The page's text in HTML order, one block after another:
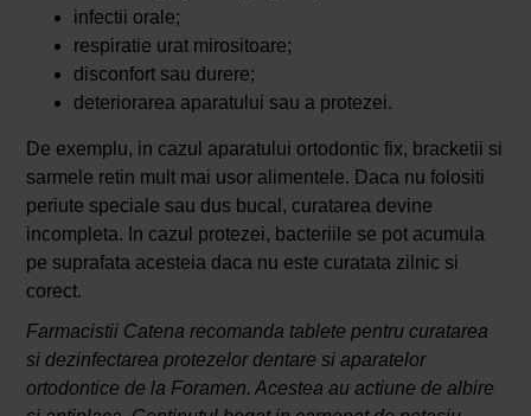
infectii orale;
respiratie urat mirositoare;
disconfort sau durere;
deteriorarea aparatului sau a protezei.
De exemplu, in cazul aparatului ortodontic fix, bracketii si
sarmele retin mult mai usor alimentele. Daca nu folositi
periute speciale sau dus bucal, curatarea devine
incompleta. In cazul protezei, bacteriile se pot acumula
pe suprafata acesteia daca nu este curatata zilnic si
corect.
Farmacistii Catena recomanda tablete pentru curatarea
si dezinfectarea protezelor dentare si aparatelor
ortodontice de la Foramen. Acestea au actiune de albire